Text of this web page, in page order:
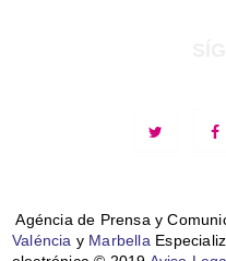
Agéncia de Prensa y
Valéncia y Marbella